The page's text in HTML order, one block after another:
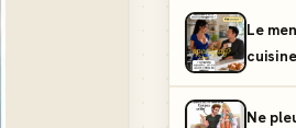
Le
cuisine
Ne